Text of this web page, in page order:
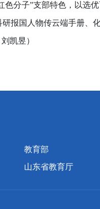
色分子”支部特色，以选
研报国人物传云端手册、
凯昱）
教育部
山东省教育厅